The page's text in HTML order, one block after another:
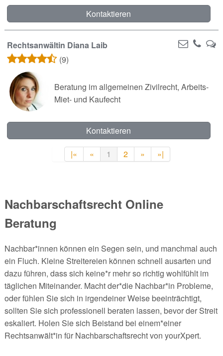
Kontaktieren
Rechtsanwältin Diana Laib
(9)
Beratung im allgemeinen Zivilrecht, Arbeits-
Miet- und Kaufecht
Kontaktieren
|« « 1 2 » »|
Nachbarschaftsrecht Online
Beratung
Nachbar*innen können ein Segen sein, und manchmal auch
ein Fluch. Kleine Streitereien können schnell ausarten und
dazu führen, dass sich keine*r mehr so richtig wohlfühlt im
täglichen Miteinander. Macht der*die Nachbar*in Probleme,
oder fühlen Sie sich in irgendeiner Weise beeinträchtigt,
sollten Sie sich professionell beraten lassen, bevor der Streit
eskaliert. Holen Sie sich Beistand bei einem*einer
Rechtsanwält*in für Nachbarschaftsrecht von yourXpert.